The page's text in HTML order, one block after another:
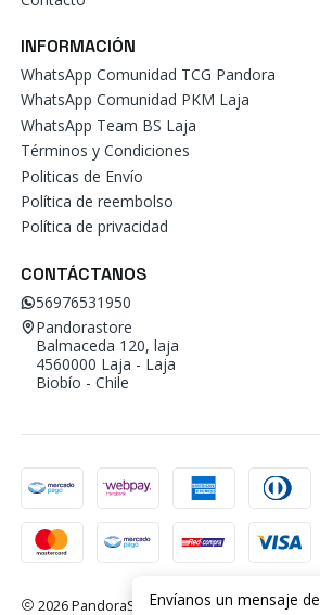
INFORMACIÓN
WhatsApp Comunidad TCG Pandora
WhatsApp Comunidad PKM Laja
WhatsApp Team BS Laja
Términos y Condiciones
Politicas de Envío
Política de reembolso
Política de privacidad
CONTÁCTANOS
56976531950
Pandorastore
Balmaceda 120, laja
4560000 Laja - Laja
Biobío - Chile
2026 PandoraStore.Envíanos un mensaje de